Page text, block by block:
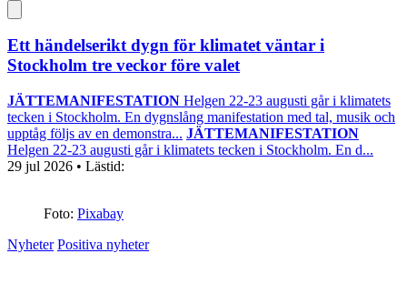
Ett händelserikt dygn för klimatet väntar i
Stockholm tre veckor före valet
JÄTTEMANIFESTATION Helgen 22-23 augusti går i klimatets
tecken i Stockholm. En dygnslång manifestation med tal, musik och
upptåg följs av en demonstra... JÄTTEMANIFESTATION
Helgen 22-23 augusti går i klimatets tecken i Stockholm. En d...
29 jul 2026 • Lästid:
Foto: Pixabay
Nyheter Positiva nyheter